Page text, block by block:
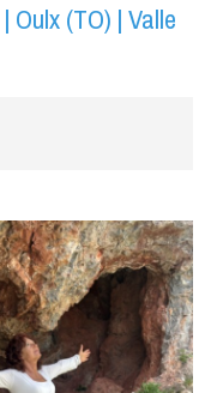
Oulx (TO) | Valle